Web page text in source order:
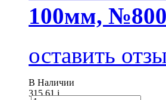
100мм, №800
оставить
В Наличии
315.61i